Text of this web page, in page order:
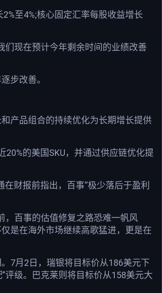
至4%;核心固定汇率每股收益增长
们现在预计今年剩余时间的业绩改善
步改善。
产品组合的持续优化为长期增长提供
的美国SKU，并通过供应链优化提
财报前指出，百事“极少落后于盈利
，百事的估值修复之路恐难一帆风
是在海外市场继续高歌猛进，更是在
7月2日，瑞银将目标价从186美元下
评级。巴克莱则将目标价从158美元大